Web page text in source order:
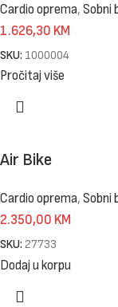
Cardio oprema, Sobni
1.626,30 KM
SKU: 1000004
Pročitaj više
Air Bike
Cardio oprema, Sobni
2.350,00 KM
SKU: 27733
Dodaj u korpu